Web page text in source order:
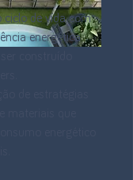
ciclo de vida com
energética